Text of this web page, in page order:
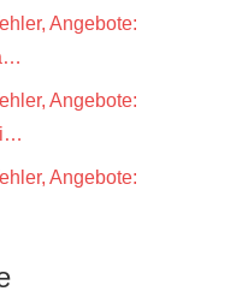
Angebote:
Angebote:
Angebote: